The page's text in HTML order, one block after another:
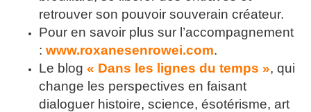
retrouver son pouvoir souverain créateur.
Pour en savoir plus sur l’accompagnement
: www.roxanesenrowei.com.
Le blog « Dans les lignes du temps », qui
change les perspectives en faisant
dialoguer histoire, science, ésotérisme, art